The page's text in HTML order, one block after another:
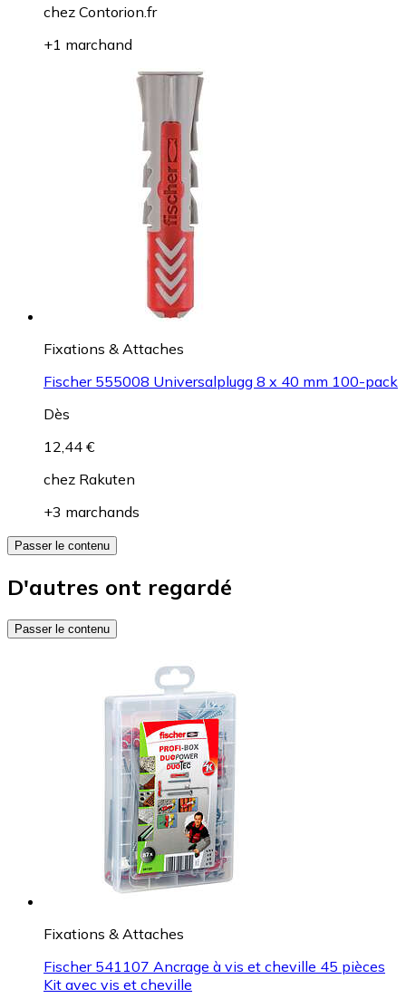
chez Contorion.fr
+1 marchand
Fixations & Attaches
Fischer 555008 Universalplugg 8 x 40 mm 100-pack
Dès
12,44 €
chez Rakuten
+3 marchands
Passer le contenu
D'autres ont regardé
Passer le contenu
Fixations & Attaches
Fischer 541107 Ancrage à vis et cheville 45 pièces
Kit avec vis et cheville